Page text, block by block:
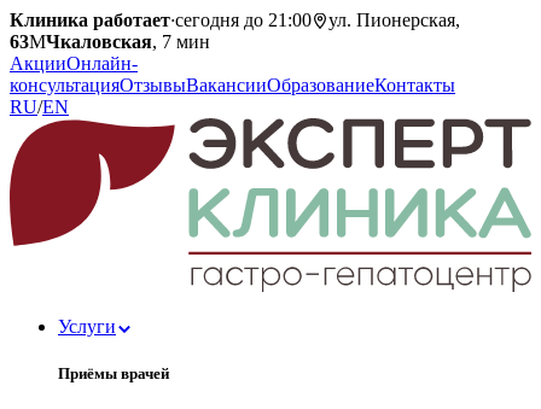
Клиника работает·сегодня до 21:00
ул. Пионерская,
63МЧкаловская, 7 мин
АкцииОнлайн-
консультацияОтзывыВакансииОбразованиеКонтакты
RU/EN
Услуги
Приёмы врачей